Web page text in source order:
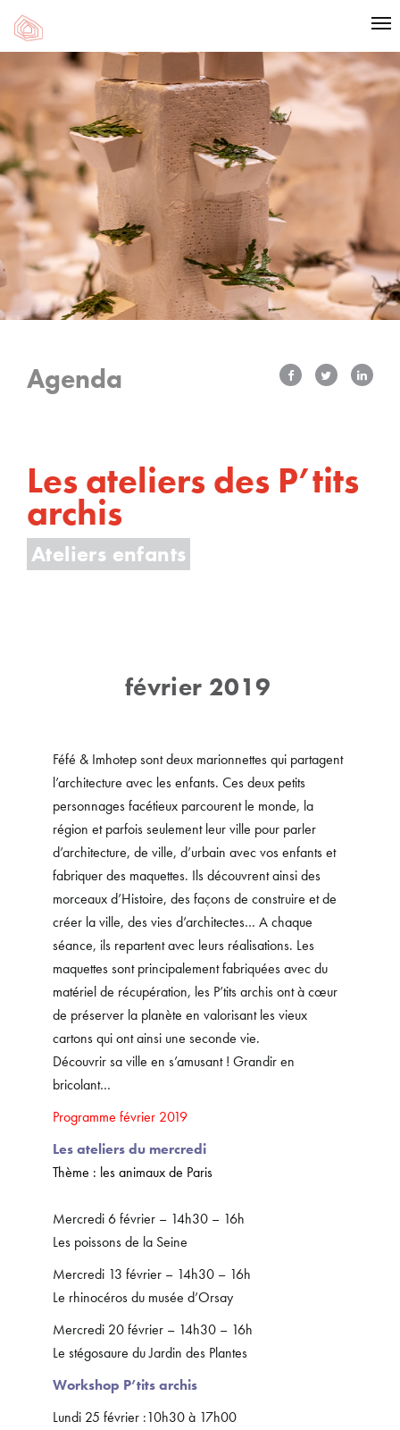
Agenda
Les ateliers des P’tits
archis
Ateliers enfants
février 2019
Féfé & Imhotep sont deux marionnettes qui partagent
l’architecture avec les enfants. Ces deux petits
personnages facétieux parcourent le monde, la
région et parfois seulement leur ville pour parler
d’architecture, de ville, d’urbain avec vos enfants et
fabriquer des maquettes. Ils découvrent ainsi des
morceaux d’Histoire, des façons de construire et de
créer la ville, des vies d’architectes… A chaque
séance, ils repartent avec leurs réalisations. Les
maquettes sont principalement fabriquées avec du
matériel de récupération, les P’tits archis ont à cœur
de préserver la planète en valorisant les vieux
cartons qui ont ainsi une seconde vie.
Découvrir sa ville en s’amusant ! Grandir en
bricolant…
Programme février 2019
Les ateliers du mercredi
Thème : les animaux de Paris
Mercredi 6 février – 14h30 – 16h
Les poissons de la Seine
Mercredi 13 février – 14h30 – 16h
Le rhinocéros du musée d’Orsay
Mercredi 20 février – 14h30 – 16h
Le stégosaure du Jardin des Plantes
Workshop P’tits archis
Lundi 25 février :10h30 à 17h00